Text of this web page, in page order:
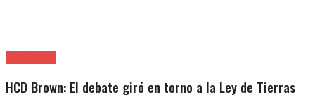
HCD Brown: El debate giró en torno a la Ley de Tierras